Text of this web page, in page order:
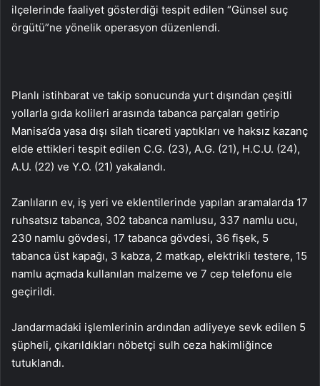
ilçelerinde faaliyet gösterdiği tespit edilen “Günsel suç
örgütü”ne yönelik operasyon düzenlendi.
Planlı istihbarat ve takip sonucunda yurt dışından çeşitli
yollarla gıda kolileri arasında tabanca parçaları getirip
Manisa’da yasa dışı silah ticareti yaptıkları ve haksız kazanç
elde ettikleri tespit edilen C.G. (23), A.G. (21), H.C.U. (24),
A.U. (22) ve Y.O. (21) yakalandı.
Zanlıların ev, iş yeri ve eklentilerinde yapılan aramalarda 17
ruhsatsız tabanca, 302 tabanca namlusu, 337 namlu ucu,
230 namlu gövdesi, 17 tabanca gövdesi, 36 fişek, 5
tabanca üst kapağı, 3 kabza, 2 matkap, elektrikli testere, 15
namlu açmada kullanılan malzeme ve 7 cep telefonu ele
geçirildi.
Jandarmadaki işlemlerinin ardından adliyeye sevk edilen 5
şüpheli, çıkarıldıkları nöbetçi sulh ceza hakimliğince
tutuklandı.